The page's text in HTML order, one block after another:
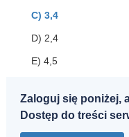
C) 3,4
D) 2,4
E) 4,5
Zaloguj się poniżej,
Dostęp do treści